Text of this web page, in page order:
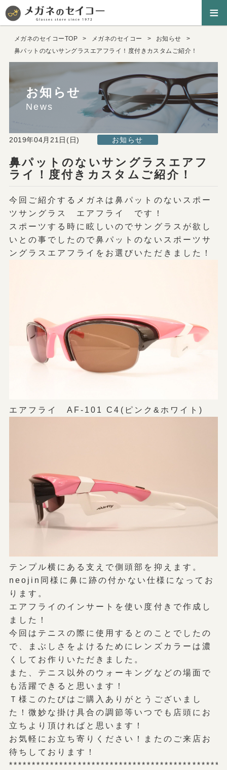
≡
メガネのセイコーTOP メガネのセイコー
お知らせ
鼻パットのないサングラスエアフライ！度付きカスタムご紹介！
お知らせ
News
鼻パットのないサングラスエアフ
ライ！度付きカスタムご紹介！
2019年04月21日(日) お知らせ
今回ご紹介するメガネは鼻パットのないスポー
ツサングラス エアフライ です！
スポーツする時に眩しいのでサングラスが欲し
いとの事でしたので鼻パットのないスポーツサ
ングラスエアフライをお選びいただきました！
エアフライ AF-101 C4(ピンク&ホワイト)
テンプル横にある支えで側頭部を抑えます。
neojin同様に鼻に跡の付かない仕様になってお
ります。
エアフライのインサートを使い度付きで作成し
ました！
今回はテニスの際に使用するとのことでしたの
で、まぶしさをよけるためにレンズカラーは濃
くしてお作りいただきました。
また、テニス以外のウォーキングなどの場面で
も活躍できると思います！
Ｔ様このたびはご購入ありがとうございまし
た！微妙な掛け具合の調節等いつでも店頭にお
立ちより頂ければと思います！
お気軽にお立ち寄りください！またのご来店お
待ちしております！